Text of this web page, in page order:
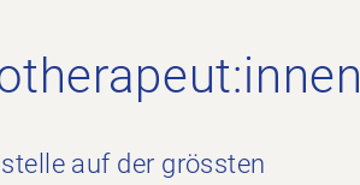
auf der grössten